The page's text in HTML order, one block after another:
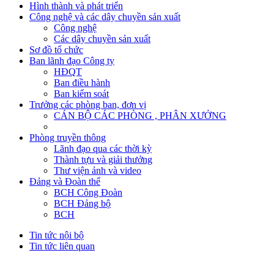
Hình thành và phát triển
Công nghệ và các dây chuyền sản xuất
Công nghệ
Các dây chuyền sản xuất
Sơ đồ tổ chức
Ban lãnh đạo Công ty
HĐQT
Ban điều hành
Ban kiểm soát
Trưởng các phòng ban, đơn vị
CÁN BỘ CÁC PHÒNG , PHÂN XƯỞNG
Phòng truyền thông
Lãnh đạo qua các thời kỳ
Thành tựu và giải thưởng
Thư viện ảnh và video
Đảng và Đoàn thể
BCH Công Đoàn
BCH Đảng bộ
BCH
Tin tức nội bộ
Tin tức liên quan